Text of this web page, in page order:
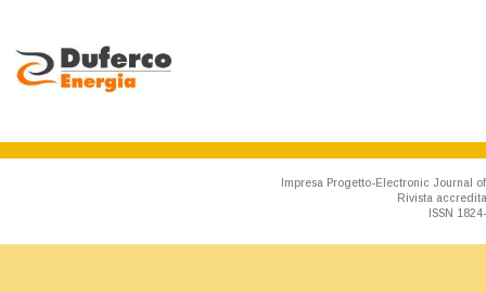
Impresa Progetto-Electronic Journal
Rivista
ISSN